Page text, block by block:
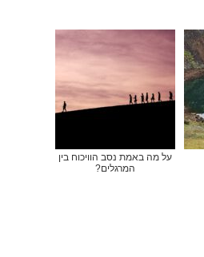
על מה באמת נסב הוויכוח בין
המרגלים?